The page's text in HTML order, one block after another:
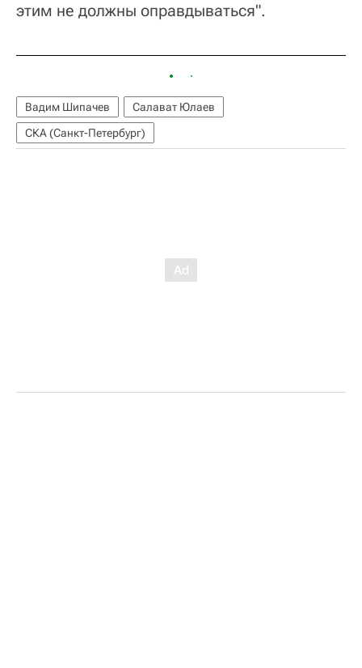
этим не должны оправдываться".
Вадим Шипачев
Салават Юлаев
СКА (Санкт-Петербург)